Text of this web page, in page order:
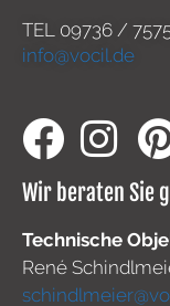
TEL 09736 /
info@vocil.de
Wir beraten Sie
Technische
René